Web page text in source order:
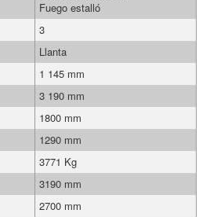
Fuego estalló
3
Llanta
1 145 mm
3 190 mm
1800 mm
1290 mm
3771 Kg
3190 mm
2700 mm